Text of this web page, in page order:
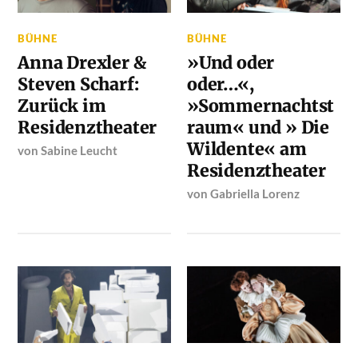
BÜHNE
Anna Drexler &
Steven Scharf:
Zurück im
Residenztheater
vonSabine Leucht
BÜHNE
»Und oder
oder…«,
»Sommernachtst
raum« und » Die
Wildente« am
Residenztheater
vonGabriella Lorenz